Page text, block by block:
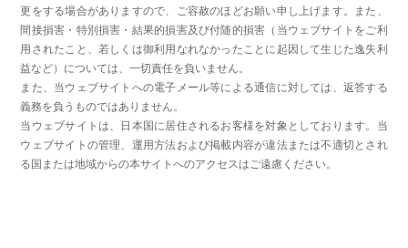
更をする場合がありますので、ご容赦のほどお願い申し上げます。また、
間接損害・特別損害・結果的損害及び付随的損害（当ウェブサイトをご利
用されたこと、若しくは御利用なれなかったことに起因して生じた逸失利
益など）については、一切責任を負いません。
また、当ウェブサイトへの電子メール等による通信に対しては、返答する
義務を負うものではありません。
当ウェブサイトは、日本国に居住されるお客様を対象としております。当
ウェブサイトの管理、運用方法および掲載内容が違法または不適切とされ
る国または地域からの本サイトへのアクセスはご遠慮ください。